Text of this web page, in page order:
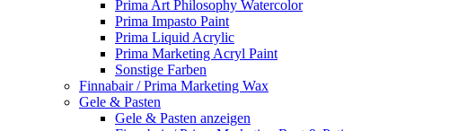
Prima Art Philosophy Watercolor
Prima Impasto Paint
Prima Liquid Acrylic
Prima Marketing Acryl Paint
Sonstige Farben
Finnabair / Prima Marketing Wax
Gele & Pasten
Gele & Pasten anzeigen